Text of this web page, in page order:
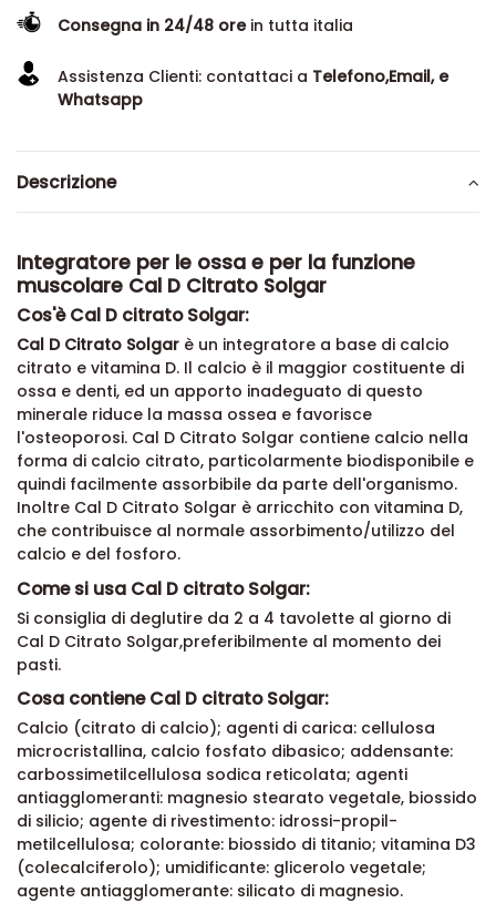
Consegna in 24/48 orein tutta italia
Assistenza Clienti: contattaci a Telefono,Email, e
Whatsapp
Descrizione
Integratore per le ossa e per la funzione
muscolare Cal D Citrato Solgar
Cos'è Cal D citrato Solgar:
Cal D Citrato Solgar è un integratore a base di calcio
citrato e vitamina D. Il calcio è il maggior costituente di
ossa e denti, ed un apporto inadeguato di questo
minerale riduce la massa ossea e favorisce
l'osteoporosi. Cal D Citrato Solgar contiene calcio nella
forma di calcio citrato, particolarmente biodisponibile e
quindi facilmente assorbibile da parte dell'organismo.
Inoltre Cal D Citrato Solgar è arricchito con vitamina D,
che contribuisce al normale assorbimento/utilizzo del
calcio e del fosforo.
Come si usa Cal D citrato Solgar:
Si consiglia di deglutire da 2 a 4 tavolette al giorno di
Cal D Citrato Solgar,preferibilmente al momento dei
pasti.
Cosa contiene Cal D citrato Solgar:
Calcio (citrato di calcio); agenti di carica: cellulosa
microcristallina, calcio fosfato dibasico; addensante:
carbossimetilcellulosa sodica reticolata; agenti
antiagglomeranti: magnesio stearato vegetale, biossido
di silicio; agente di rivestimento: idrossi-propil-
metilcellulosa; colorante: biossido di titanio; vitamina D3
(colecalciferolo); umidificante: glicerolo vegetale;
agente antiagglomerante: silicato di magnesio.